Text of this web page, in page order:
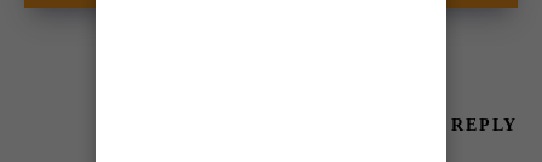
LEAVE A REPLY